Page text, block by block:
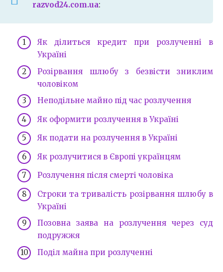
razvod24.com.ua:
Як ділиться кредит при розлученні в
Україні
Розірвання шлюбу з безвісти зниклим
чоловіком
Неподільне майно під час розлучення
Як оформити розлучення в Україні
Як подати на розлучення в Україні
Як розлучитися в Європі українцям
Розлучення після смерті чоловіка
Строки та тривалість розірвання шлюбу в
Україні
Позовна заява на розлучення через суд
подружжя
Поділ майна при розлученні